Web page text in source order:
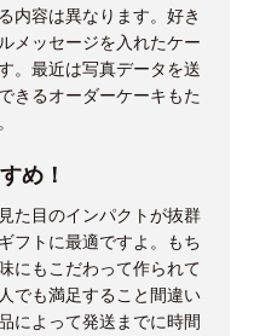
内容は異なります。好き
メッセージを入れたケー
。最近は写真データを送
きるオーダーケーキもた
め！
た目のインパクトが抜群
フトに最適ですよ。もち
にもこだわって作られて
でも満足すること間違い
によって発送までに時間